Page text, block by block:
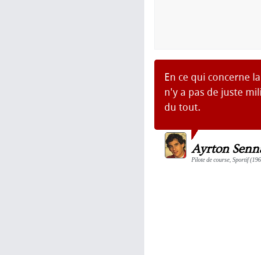
En ce qui concerne
n'y a pas de juste
du tout.
Ayrton
Pilote de course, Sportif